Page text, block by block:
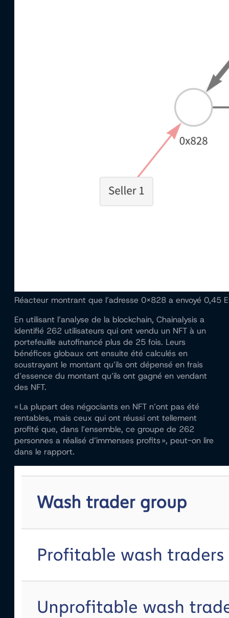
Réacteur montrant que l’adresse 0x828 a envoyé 0,45
En utilisant l’analyse de la blockchain, Chainalysis a
identifié 262 utilisateurs qui ont vendu un NFT à un
portefeuille autofinancé plus de 25 fois. Leurs
bénéfices globaux ont ensuite été calculés en
soustrayant le montant qu’ils ont dépensé en frais
d’essence du montant qu’ils ont gagné en vendant
des NFT.
« La plupart des négociants en NFT n’ont pas été
rentables, mais ceux qui ont réussi ont tellement
profité que, dans l’ensemble, ce groupe de 262
personnes a réalisé d’immenses profits », peut-on lire
dans le rapport.